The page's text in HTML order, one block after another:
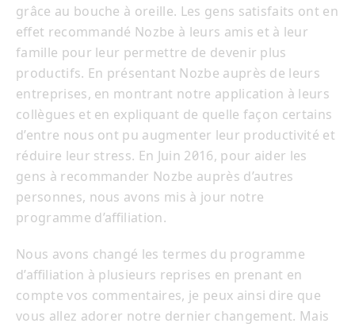
grâce au bouche à oreille. Les gens satisfaits ont en
effet recommandé Nozbe à leurs amis et à leur
famille pour leur permettre de devenir plus
productifs. En présentant Nozbe auprès de leurs
entreprises, en montrant notre application à leurs
collègues et en expliquant de quelle façon certains
d’entre nous ont pu augmenter leur productivité et
réduire leur stress. En Juin 2016, pour aider les
gens à recommander Nozbe auprès d’autres
personnes, nous avons mis à jour notre
programme d’affiliation.
Nous avons changé les termes du programme
d’affiliation à plusieurs reprises en prenant en
compte vos commentaires, je peux ainsi dire que
vous allez adorer notre dernier changement. Mais